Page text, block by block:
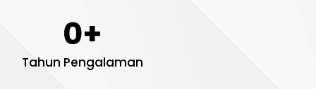
Tahun Pengalaman
0+